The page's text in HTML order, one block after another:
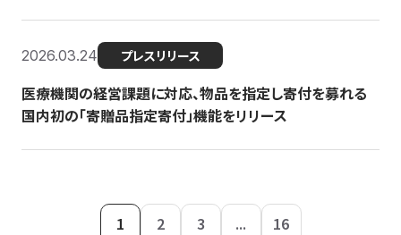
2026.03.24 プレスリリース
医療機関の経営課題に対応、物品を指定し寄付を募れる
国内初の「寄贈品指定寄付」機能をリリース
1 2 3 ... 16